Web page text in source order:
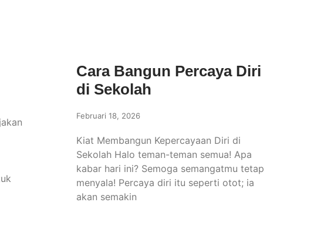
Cara Bangun Percaya Diri
di Sekolah
Februari 18, 2026
Kiat Membangun Kepercayaan Diri di
Sekolah Halo teman-teman semua! Apa
kabar hari ini? Semoga semangatmu tetap
menyala! Percaya diri itu seperti otot; ia
akan semakin